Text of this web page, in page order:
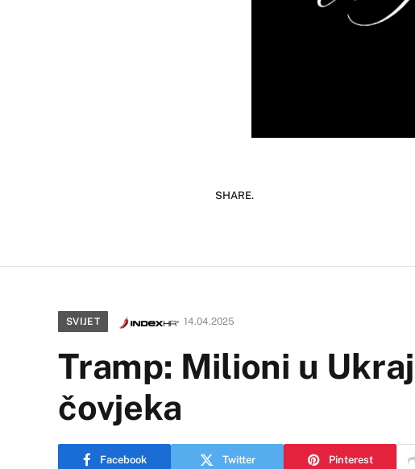
SHARE.
SVIJET 14.04.2025
Tramp: Milioni u
čovjeka
Facebook Twitter Pinterest